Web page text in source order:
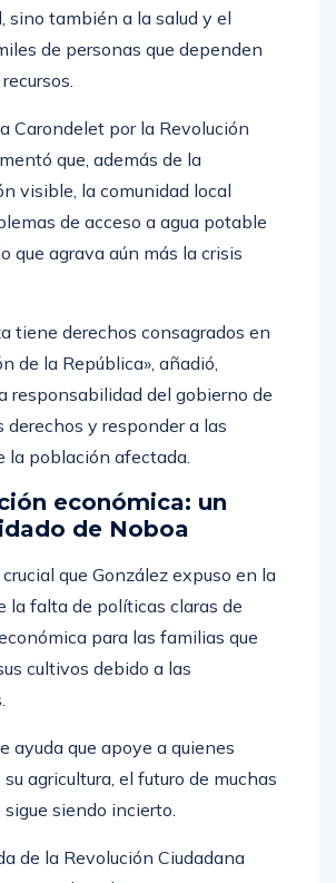
sino también a la salud y el
de personas que dependen
Carondelet por la Revolución
que, además de la
visible, la comunidad local
de acceso a agua potable
que agrava aún más la crisis
tiene derechos consagrados en
de la República», añadió,
responsabilidad del gobierno de
derechos y responder a las
la población afectada.
económica: un
de Noboa
que González expuso en la
la falta de políticas claras de
para las familias que
cultivos debido a las
ayuda que apoye a quienes
agricultura, el futuro de muchas
siendo incierto.
de la Revolución Ciudadana